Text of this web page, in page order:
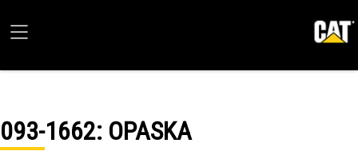
093-1662: OPASKA